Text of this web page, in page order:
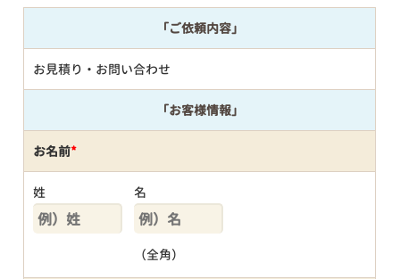
「ご依頼内容」
お見積り・お問い合わせ
「お客様情報」
お名前*
姓 名
（全角）